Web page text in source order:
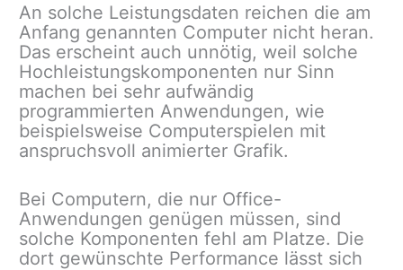
An solche Leistungsdaten reichen die am
Anfang genannten Computer nicht heran.
Das erscheint auch unnötig, weil solche
Hochleistungskomponenten nur Sinn
machen bei sehr aufwändig
programmierten Anwendungen, wie
beispielsweise Computerspielen mit
anspruchsvoll animierter Grafik.
Bei Computern, die nur Office-
Anwendungen genügen müssen, sind
solche Komponenten fehl am Platze. Die
dort gewünschte Performance lässt sich